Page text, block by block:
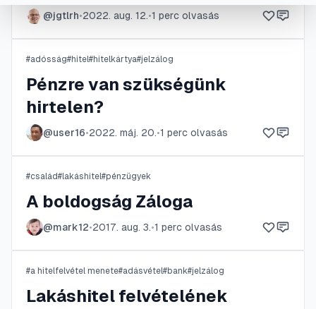
@jgtlrh•2022. aug. 12.•1 perc olvasás
#adósság#hitel#hitelkártya#jelzálog
Pénzre van szükségünk
hirtelen?
@user16•2022. máj. 20.•1 perc olvasás
#család#lakáshitel#pénzügyek
A boldogság Záloga
@mark12•2017. aug. 3.•1 perc olvasás
#a hitelfelvétel menete#adásvétel#bank#jelzálog
Lakáshitel felvételének